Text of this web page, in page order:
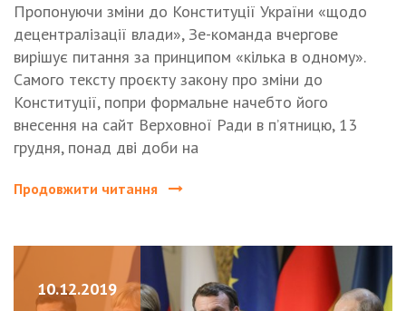
Пропонуючи зміни до Конституції України «щодо
децентралізації влади», Зе-команда вчергове
вирішує питання за принципом «кілька в одному».
Самого тексту проєкту закону про зміни до
Конституції, попри формальне начебто його
внесення на сайт Верховної Ради в п’ятницю, 13
грудня, понад дві доби на
Продовжити читання
10.12.2019